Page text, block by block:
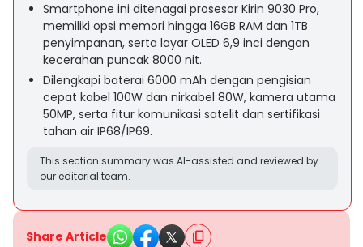
Smartphone ini ditenagai prosesor Kirin 9030 Pro,
memiliki opsi memori hingga 16GB RAM dan 1TB
penyimpanan, serta layar OLED 6,9 inci dengan
kecerahan puncak 8000 nit.
Dilengkapi baterai 6000 mAh dengan pengisian
cepat kabel 100W dan nirkabel 80W, kamera utama
50MP, serta fitur komunikasi satelit dan sertifikasi
tahan air IP68/IP69.
This section summary was AI-assisted and reviewed by
our editorial team.
Share Article